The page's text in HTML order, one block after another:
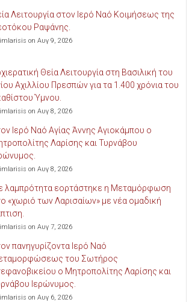
Λειτουργία στον Ιερό Ναό Κοιμήσεως της
Ραψάνης.
imlarisis on Αυγ 9, 2026
Θεία Λειτουργία στη Βασιλική του
Αχιλλίου Πρεσπών για τα 1.400 χρόνια του
Ύμνου.
imlarisis on Αυγ 8, 2026
Ιερό Ναό Αγίας Άννης Αγιοκάμπου ο
Λαρίσης και Τυρνάβου
imlarisis on Αυγ 8, 2026
λαμπρότητα εορτάστηκε η Μεταμόρφωση
«χωριό των Λαρισαίων» με νέα ομαδική
imlarisis on Αυγ 7, 2026
πανηγυρίζοντα Ιερό Ναό
του Σωτήρος
ο Μητροπολίτης Λαρίσης και
Ιερώνυμος.
imlarisis on Αυγ 6, 2026